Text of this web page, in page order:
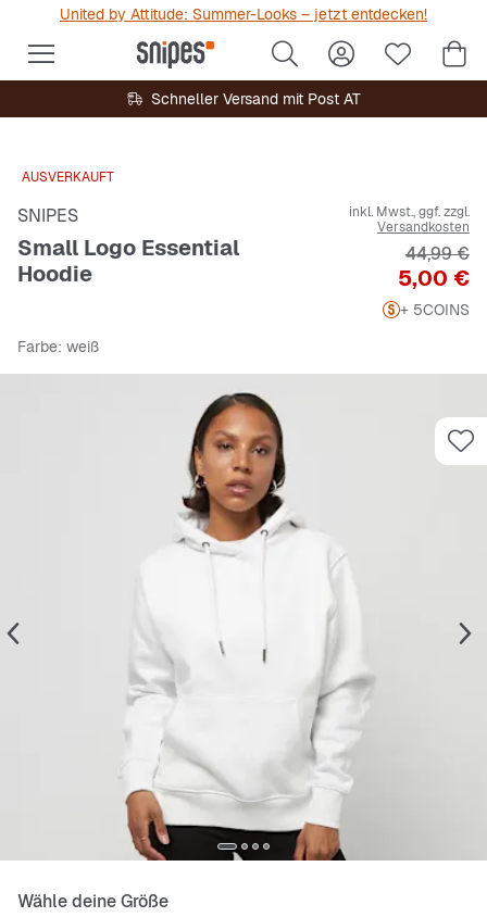
United by Attitude: Summer-Looks – jetzt entdecken!
Schneller Versand mit Post AT
AUSVERKAUFT
SNIPES
Small Logo Essential
Hoodie
inkl. Mwst., ggf. zzgl.
Versandkosten
Preis
5,00 €
44,99 €
+ 5COINS
Farbe: weiß
Wähle deine Größe